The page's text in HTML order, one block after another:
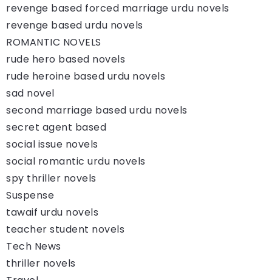
revenge based forced marriage urdu novels
revenge based urdu novels
ROMANTIC NOVELS
rude hero based novels
rude heroine based urdu novels
sad novel
second marriage based urdu novels
secret agent based
social issue novels
social romantic urdu novels
spy thriller novels
Suspense
tawaif urdu novels
teacher student novels
Tech News
thriller novels